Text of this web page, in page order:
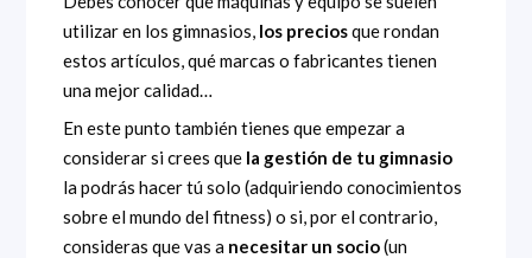
utilizar en los gimnasios, los preciosque rondan
estos artículos, qué marcas o fabricantes tienen
una mejor calidad…
En este punto también tienes que empezar a
considerar si crees que la gestión de tu gimnasio
la podrás hacer tú solo (adquiriendo conocimientos
sobre el mundo del fitness) o si, por el contrario,
consideras que vas a necesitar un socio(un